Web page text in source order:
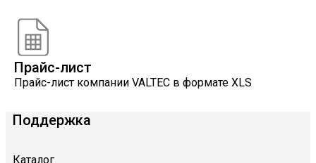
Прайс-лист
Прайс-лист компании VALTEC в формате XLS
Поддержка
Каталог